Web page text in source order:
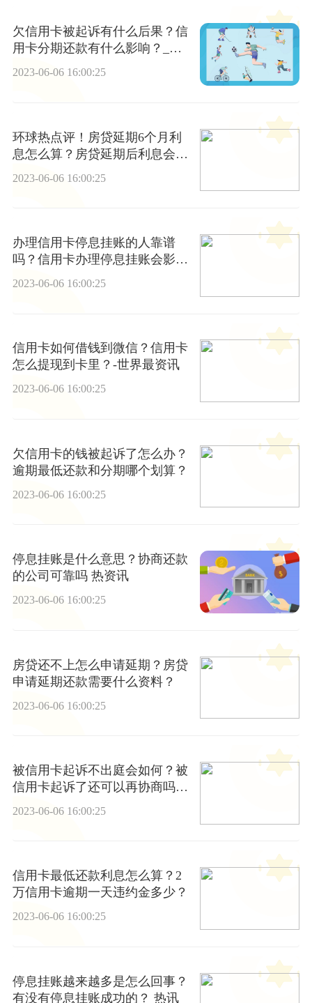
欠信用卡被起诉有什么后果？信
用卡分期还款有什么影响？_全
球新动态
2023-06-06 16:00:25
环球热点评！房贷延期6个月利
息怎么算？房贷延期后利息会减
2023-06-06 16:00:25
办理信用卡停息挂账的人靠谱
吗？信用卡办理停息挂账会影响
征信吗？
2023-06-06 16:00:25
信用卡如何借钱到微信？信用卡
怎么提现到卡里？-世界最资讯
2023-06-06 16:00:25
欠信用卡的钱被起诉了怎么办？
逾期最低还款和分期哪个划算？
2023-06-06 16:00:25
停息挂账是什么意思？协商还款
的公司可靠吗 热资讯
2023-06-06 16:00:25
房贷还不上怎么申请延期？房贷
申请延期还款需要什么资料？
2023-06-06 16:00:25
被信用卡起诉不出庭会如何？被
信用卡起诉了还可以再协商吗？
2023-06-06 16:00:25
信用卡最低还款利息怎么算？2
万信用卡逾期一天违约金多少？
2023-06-06 16:00:25
停息挂账越来越多是怎么回事？
有没有停息挂账成功的？ 热讯